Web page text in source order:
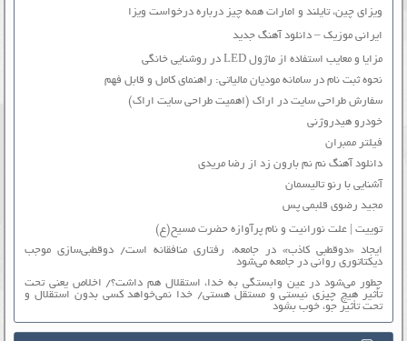
ویزای چین، تایلند و امارات همه چیز درباره درخواست ویزا
ایرانی موزیک – دانلود آهنگ جدید
مزایا و معایب استفاده از ماژول LED در روشنایی خانگی
نحوه ثبت نام در سامانه مودیان مالیاتی: راهنمای کامل و قابل فهم
سفارش طراحی سایت در اراک (اهمیت طراحی سایت اراک)
خودرو هیدروژنی
فیلتر ممبران
دانلود آهنگ نم نم بارون زد از رضا مریدی
آشنایی با رنو تالیسمان
مجید رضوی قلبمی پس
توییت | علت نورانیت و نام پرآوازه حضرت مسیح(ع)
ایجاد «دوقطبی کاذب» در جامعه، رفتاری منافقانه است/ دوقطبی‌سازی موجب
دیکتاتوری روانی در جامعه می‌شود
چطور می‌شود در عین وابستگی به خدا، استقلال هم داشت؟/ اخلاص یعنی تحت
تأثیر هیچ چیزی نیستی و مستقل هستی/ خدا نمی‌خواهد کسی بدون استقلال و
تحت تأثیر جوّ، خوب بشود